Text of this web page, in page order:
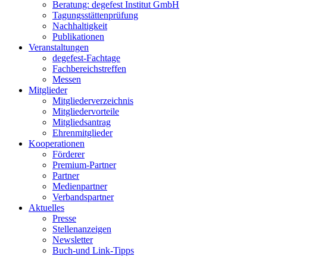
Beratung: degefest Institut GmbH
Tagungsstättenprüfung
Nachhaltigkeit
Publikationen
Veranstaltungen
degefest-Fachtage
Fachbereichstreffen
Messen
Mitglieder
Mitgliederverzeichnis
Mitgliedervorteile
Mitgliedsantrag
Ehrenmitglieder
Kooperationen
Förderer
Premium-Partner
Partner
Medienpartner
Verbandspartner
Aktuelles
Presse
Stellenanzeigen
Newsletter
Buch-und Link-Tipps